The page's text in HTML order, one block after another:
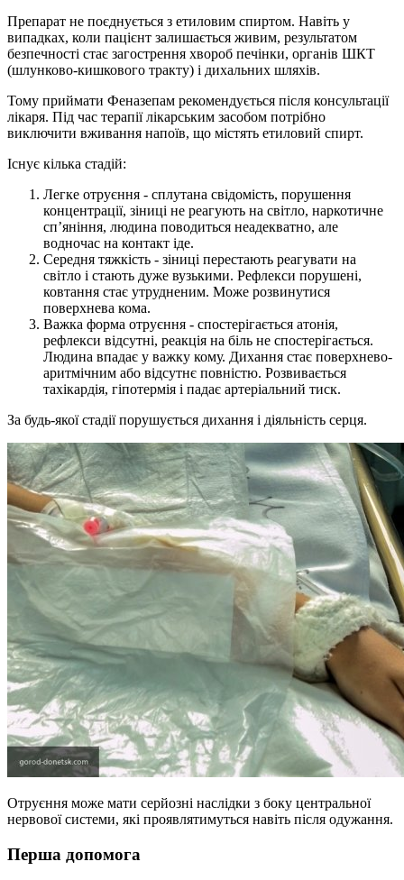
Препарат не поєднується з етиловим спиртом. Навіть у
випадках, коли пацієнт залишається живим, результатом
безпечності стає загострення хвороб печінки, органів ШКТ
(шлунково-кишкового тракту) і дихальних шляхів.
Тому приймати Феназепам рекомендується після консультації
лікаря. Під час терапії лікарським засобом потрібно
виключити вживання напоїв, що містять етиловий спирт.
Існує кілька стадій:
Легке отруєння - сплутана свідомість, порушення
концентрації, зіниці не реагують на світло, наркотичне
сп’яніння, людина поводиться неадекватно, але
водночас на контакт іде.
Середня тяжкість - зіниці перестають реагувати на
світло і стають дуже вузькими. Рефлекси порушені,
ковтання стає утрудненим. Може розвинутися
поверхнева кома.
Важка форма отруєння - спостерігається атонія,
рефлекси відсутні, реакція на біль не спостерігається.
Людина впадає у важку кому. Дихання стає поверхнево-
аритмічним або відсутнє повністю. Розвивається
тахікардія, гіпотермія і падає артеріальний тиск.
За будь-якої стадії порушується дихання і діяльність серця.
Отруєння може мати серйозні наслідки з боку центральної
нервової системи, які проявлятимуться навіть після одужання.
Перша допомога